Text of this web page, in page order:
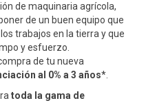
de maquinaria agrícola,
de un buen equipo que
trabajos en la tierra y que
y esfuerzo.
de tu nueva
al 0% a 3 años*.
toda la gama de